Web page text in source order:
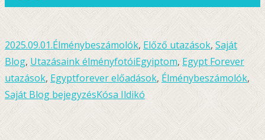
2025.09.01.Élménybeszámolók,Előző utazások,Saját
Blog,Utazásaink élményfotóiEgyiptom,Egypt Forever
utazások,Egyptforever előadások,Élménybeszámolók,
Saját Blog bejegyzésKósa Ildikó